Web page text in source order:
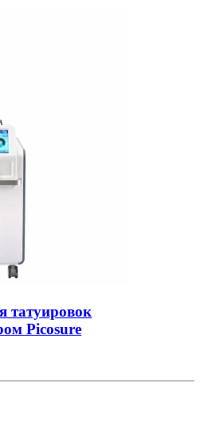
татуировок
Picosure